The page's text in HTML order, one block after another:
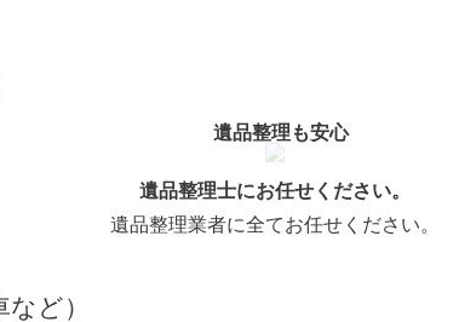
遺品整理も安心
遺品整理士にお任せください。
遺品整理業者に全てお任せください。
ど）